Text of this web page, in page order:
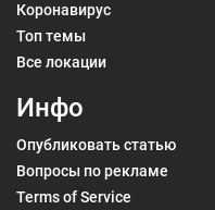
Коронавирус
Топ темы
Все локации
Инфо
Опубликовать статью
Вопросы по рекламе
Terms of Service